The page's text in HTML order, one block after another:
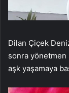
Dilan Çiçek
sonra yönetmen
aşk yaşamaya